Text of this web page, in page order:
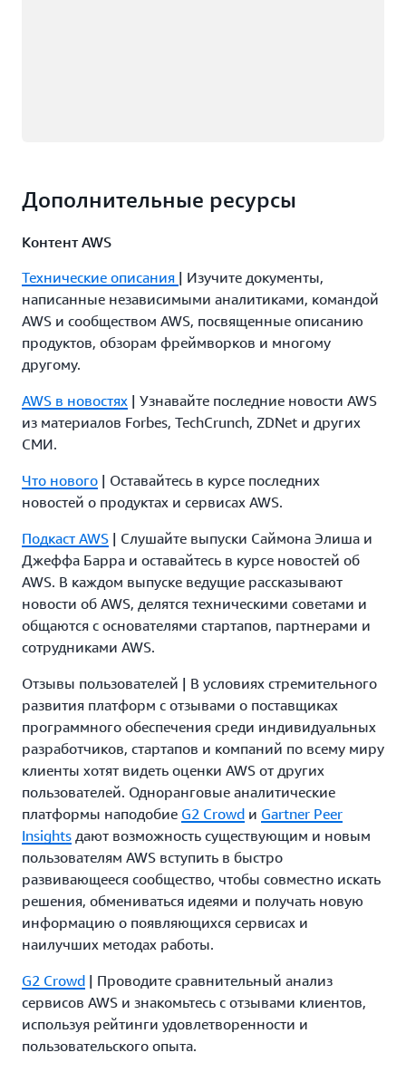
Дополнительные ресурсы
Контент AWS
Технические описания | Изучите документы,
написанные независимыми аналитиками, командой
AWS и сообществом AWS, посвященные описанию
продуктов, обзорам фреймворков и многому
другому.
AWS в новостях | Узнавайте последние новости AWS
из материалов Forbes, TechCrunch, ZDNet и других
СМИ.
Что нового | Оставайтесь в курсе последних
новостей о продуктах и сервисах AWS.
Подкаст AWS | Слушайте выпуски Саймона Элиша и
Джеффа Барра и оставайтесь в курсе новостей об
AWS. В каждом выпуске ведущие рассказывают
новости об AWS, делятся техническими советами и
общаются с основателями стартапов, партнерами и
сотрудниками AWS.
Отзывы пользователей | В условиях стремительного
развития платформ с отзывами о поставщиках
программного обеспечения среди индивидуальных
разработчиков, стартапов и компаний по всему миру
клиенты хотят видеть оценки AWS от других
пользователей. Одноранговые аналитические
платформы наподобие G2 Crowd и Gartner Peer
Insights дают возможность существующим и новым
пользователям AWS вступить в быстро
развивающееся сообщество, чтобы совместно искать
решения, обмениваться идеями и получать новую
информацию о появляющихся сервисах и
наилучших методах работы.
G2 Crowd | Проводите сравнительный анализ
сервисов AWS и знакомьтесь с отзывами клиентов,
используя рейтинги удовлетворенности и
пользовательского опыта.